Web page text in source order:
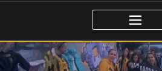
de
inhoud